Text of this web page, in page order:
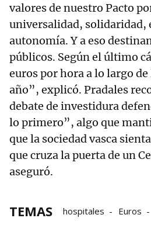
valores de nuestro Pacto
universalidad, solidaridad,
autonomía. Y a eso
públicos. Según el último
euros por hora a lo largo
año”, explicó. Pradales
debate de investidura
lo primero”, algo que
que la sociedad vasca
que cruza la puerta de un
aseguró.
TEMAS hospitales Euros